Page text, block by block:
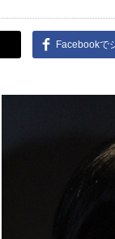
Facebookで